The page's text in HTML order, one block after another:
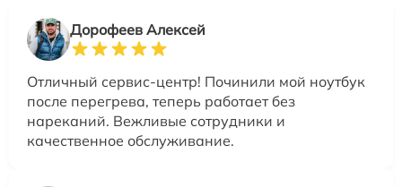
Дорофеев Алексей
Отличный сервис-центр! Починили мой ноутбук
после перегрева, теперь работает без
нареканий. Вежливые сотрудники и
качественное обслуживание.